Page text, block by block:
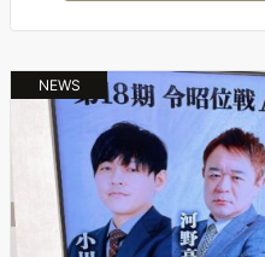
NEWS